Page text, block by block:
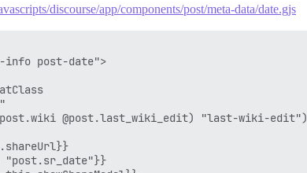
discourse/app/components/post/meta-data/date.gjs
info post-date">
@post.last_wiki_edit) "last-wiki-edit")
"post.sr_date"}}